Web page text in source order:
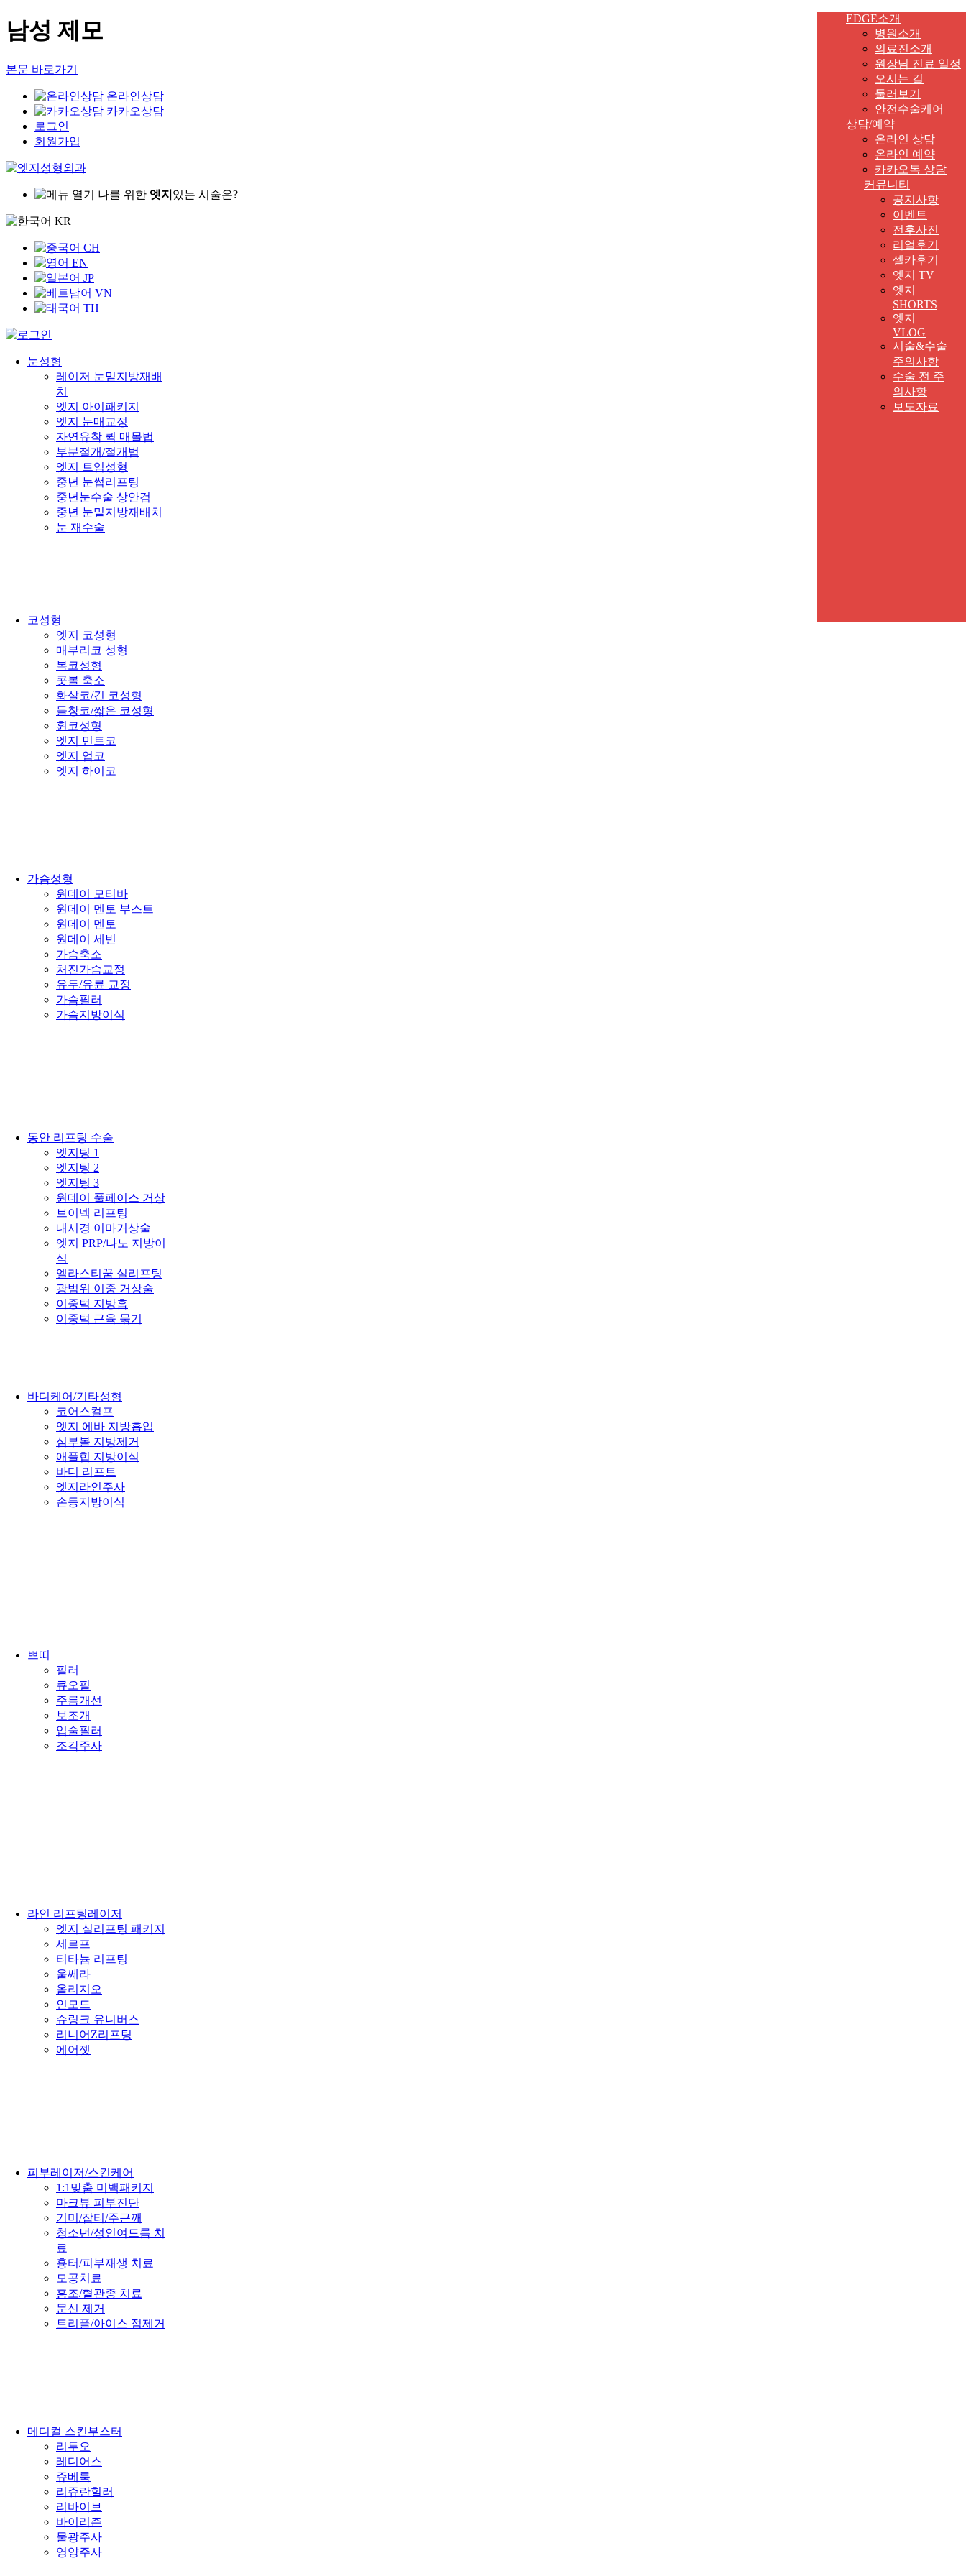
남성 제모
본문 바로가기
온라인상담
카카오상담
로그인
회원가입
나를 위한 엣지 있는 시술은?
KR
CH
EN
JP
VN
TH
눈성형
레이저 눈밑지방재배
치
엣지 아이패키지
엣지 눈매교정
자연유착 퀵 매몰법
부분절개/절개법
엣지 트임성형
중년 눈썹리프팅
중년눈수술 상안검
중년 눈밑지방재배치
눈 재수술
코성형
엣지 코성형
매부리코 성형
복코성형
콧볼 축소
화살코/긴 코성형
들창코/짧은 코성형
휜코성형
엣지 민트코
엣지 업코
엣지 하이코
가슴성형
원데이 모티바
원데이 멘토 부스트
원데이 멘토
원데이 세빈
가슴축소
처진가슴교정
유두/유륜 교정
가슴필러
가슴지방이식
동안 리프팅 수술
엣지팅 1
엣지팅 2
엣지팅 3
원데이 풀페이스 거상
브이넥 리프팅
내시경 이마거상술
엣지 PRP/나노 지방이
식
엘라스티꿈 실리프팅
광범위 이중 거상술
이중턱 지방흡
이중턱 근육 묶기
바디케어/기타성형
코어스컬프
엣지 에바 지방흡입
심부볼 지방제거
애플힙 지방이식
바디 리프트
엣지라인주사
손등지방이식
쁘띠
필러
큐오필
주름개선
보조개
입술필러
조각주사
라인 리프팅레이저
엣지 실리프팅 패키지
세르프
티타늄 리프팅
울쎄라
올리지오
인모드
슈링크 유니버스
리니어Z리프팅
에어젯
피부레이저/스킨케어
1:1맞춤 미백패키지
마크뷰 피부진단
기미/잡티/주근깨
청소년/성인여드름 치
료
흉터/피부재생 치료
모공치료
홍조/혈관종 치료
문신 제거
트리플/아이스 점제거
메디컬 스킨부스터
리투오
레디어스
쥬베룩
리쥬란힐러
리바이브
바이리즌
물광주사
영양주사
EDGE소개
병원소개
의료진소개
원장님 진료 일정
오시는 길
둘러보기
안전수술케어
상담/예약
온라인 상담
온라인 예약
카카오톡 상담
커뮤니티
공지사항
이벤트
전후사진
리얼후기
셀카후기
엣지 TV
엣지
SHORTS
엣지
VLOG
시술&수술
주의사항
수술 전 주
의사항
보도자료